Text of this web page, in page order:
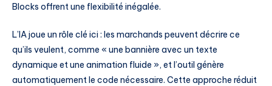
Blocks offrent une flexibilité inégalée.
L’IA joue un rôle clé ici : les marchands peuvent décrire ce
qu’ils veulent, comme « une bannière avec un texte
dynamique et une animation fluide », et l’outil génère
automatiquement le code nécessaire. Cette approche réduit